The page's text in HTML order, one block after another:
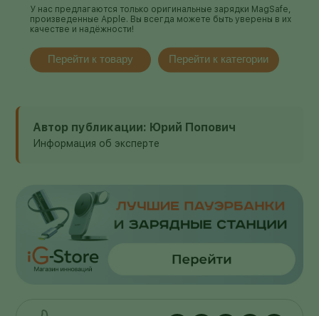
У нас предлагаются только оригинальные зарядки MagSafe,
произведенные Apple. Вы всегда можете быть уверены в их
качестве и надёжности!
Перейти к товару Перейти к категории
Автор публикации: Юрий Попович
Информация об эксперте